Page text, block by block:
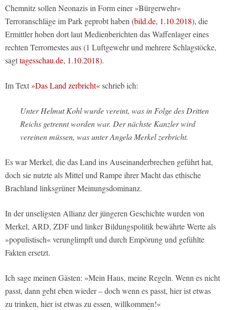
Chemnitz sollen Neonazis in Form einer »Bürgerwehr«
Terroranschläge im Park geprobt haben (bild.de, 1.10.2018), die
Ermittler hoben dort laut Medienberichten das Waffenlager eines
rechten Terrornestes aus (1 Luftgewehr und mehrere Schlagstöcke,
sagttagesschau.de, 1.10.2018).
Im Text»Das Land zerbricht«schrieb ich:
Unter Helmut Kohl wurde vereint, was in Folge des Dritten
Reichs getrennt worden war. Der nächste Kanzler wird
vereinen müssen, was unter Angela Merkel zerbricht.
Es war Merkel, die das Land ins Auseinanderbrechen geführt hat,
doch sie nutzte als Mittel und Rampe ihrer Macht das ethische
Brachland linksgrüner Meinungsdominanz.
In der unseligsten Allianz der jüngeren Geschichte wurden von
Merkel, ARD, ZDF und linker Bildungspolitik bewährte Werte als
»populistisch« verunglimpft und durch Empörung und gefühlte
Fakten ersetzt.
Ich sage meinen Gästen: »Mein Haus, meine Regeln. Wenn es nicht
passt, dann geht eben wieder – doch wenn es passt, hier ist etwas
zu trinken, hier ist etwas zu essen, willkommen!«